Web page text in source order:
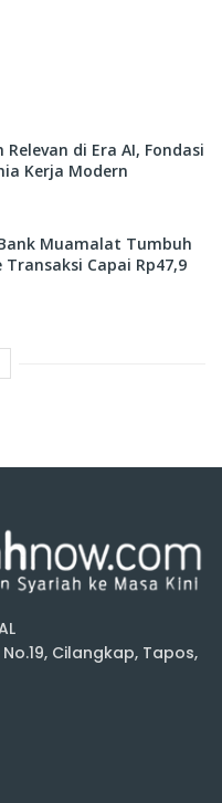
di Era AI, Fondasi
Kerja Modern
Muamalat Tumbuh
Transaksi Capai Rp47,9
Cilangkap, Tapos,